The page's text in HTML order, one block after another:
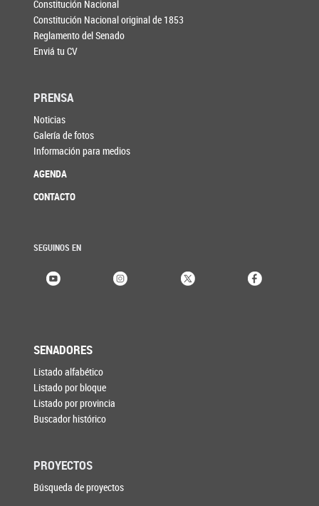
Constitución Nacional
Constitución Nacional original de 1853
Reglamento del Senado
Enviá tu CV
PRENSA
Noticias
Galería de fotos
Información para medios
AGENDA
CONTACTO
SEGUINOS EN
SENADORES
Listado alfabético
Listado por bloque
Listado por provincia
Buscador histórico
PROYECTOS
Búsqueda de proyectos